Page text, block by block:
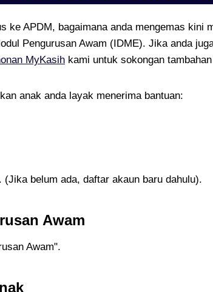
ke APDM, bagaimana anda mengemas
Pengurusan Awam (IDME). Jika anda
MyKasih kami untuk sokongan
anak anda layak menerima bantuan:
belum ada, daftar akaun baru dahulu).
Awam
Awam".